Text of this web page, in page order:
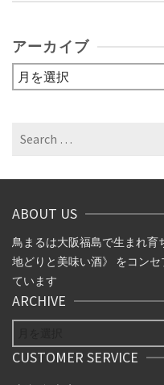
アーカイブ
ア
ー
Search
ABOUT US
鳥まるは大阪福島で生まれ育
地どりと美味い酒》 をコン
ています
ARCHIVE
CUSTOMER SERVICE